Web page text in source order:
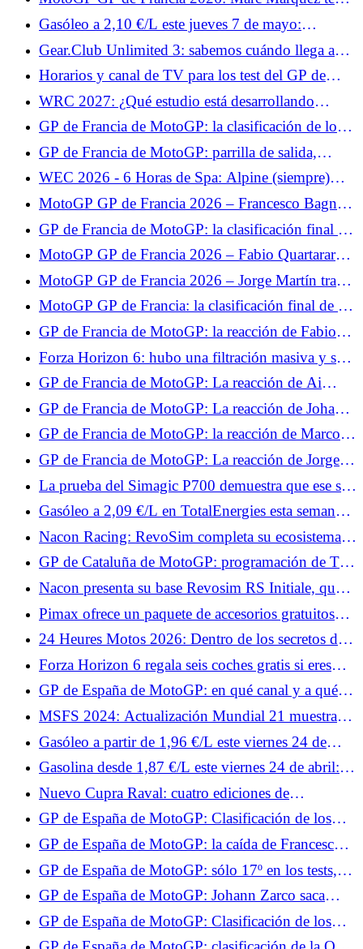
una climatología complicada en Le Mans
Gasóleo a 2,10 €/L este jueves 7 de mayo:
estaciones en las que se puede pagar hasta 12
céntimos menos que la media a 2,21 €/L
Gear.Club Unlimited 3: sabemos cuándo llega a
PC, Xbox y PlayStation.
Horarios y canal de TV para los test del GP de
Francia de MotoGP 2026: Johann Zarco y Fabio
Quartararo esperan brillar
WRC 2027: ¿Qué estudio está desarrollando
Nacon?
GP de Francia de MotoGP: la clasificación de los
libres 2, Fabio Quartararo se prepara bien para la
clasificación, Johann Zarco se estrelló
GP de Francia de MotoGP: parrilla de salida,
buena posición de Quartararo, decepción para
Zarco
WEC 2026 - 6 Horas de Spa: Alpine (siempre)
mira hacia adelante
MotoGP GP de Francia 2026 – Francesco Bagnaia
advierte a la competición: “Algo está pasando”
GP de Francia de MotoGP: la clasificación final de
la carrera al sprint, Fabio Quartararo en el Top 5,
Johann Zarco se pierde
MotoGP GP de Francia 2026 – Fabio Quartararo
5º en la carrera al sprint: “Hoy no tenía ningún
objetivo”
MotoGP GP de Francia 2026 – Jorge Martín tras
su victoria en la carrera al sprint: “Lo puse todo en
la salida”
MotoGP GP de Francia: la clasificación final de la
carrera, Jorge Martín sermonea a su compañero,
desastre para Francesco Bagnaia
GP de Francia de MotoGP: la reacción de Fabio
Quartararo tras la carrera: "Hicimos un muy buen
trabajo"
Forza Horizon 6: hubo una filtración masiva y se
banearon jugadores por 7000 años.
GP de Francia de MotoGP: La reacción de Ai
Ogura tras la carrera: "No estaba seguro de que
fuera suficiente para subir al podio"
GP de Francia de MotoGP: La reacción de Johann
Zarco tras la carrera: "No estoy contento"
GP de Francia de MotoGP: la reacción de Marco
Bezzecchi tras la carrera: "Sabía que no era el más
fuerte"
GP de Francia de MotoGP: La reacción de Jorge
Martín tras la carrera: "La temporada pasada
aprendí que nunca hay que rendirse"
La prueba del Simagic P700 demuestra que ese sí
funciona.
Gasóleo a 2,09 €/L en TotalEnergies esta semana:
fechas y estaciones afectadas
Nacon Racing: RevoSim completa su ecosistema y
anuncia juegos.
GP de Cataluña de MotoGP: programación de TV
y horarios del fin de semana
Nacon presenta su base Revosim RS Initiale, que
alcanza 5 Nm.
Pimax ofrece un paquete de accesorios gratuitos
para tus cascos Crystal, con Superchicane.
24 Heures Motos 2026: Dentro de los secretos del
muro de boxes
Forza Horizon 6 regala seis coches gratis si eres
fiel.
GP de España de MotoGP: en qué canal y a qué
hora ver los Test de este viernes
MSFS 2024: Actualización Mundial 21 muestra
todos los colores de Australia.
Gasóleo a partir de 1,96 €/L este viernes 24 de
abril: las estaciones preferidas para un repostaje por
debajo de 2,18 €/L en Francia
Gasolina desde 1,87 €/L este viernes 24 de abril:
las estaciones más baratas para repostar SP95-E10
Nuevo Cupra Raval: cuatro ediciones de
lanzamiento del deportivo urbano eléctrico, desde
34.870 €
GP de España de MotoGP: Clasificación de los
Libres 1, Johann Zarco en el Top 10, Fabio
Quartararo muy lejos
GP de España de MotoGP: la caída de Francesco
Bagnaia en vídeo, su Ducati vuelca
GP de España de MotoGP: sólo 17º en los tests,
Fabio Quartararo sigue decidido
GP de España de MotoGP: Johann Zarco saca
aspectos positivos de los tests, aunque se perdió la
Q2
GP de España de MotoGP: Clasificación de los
Libres 2, Johann Zarco en forma antes de la